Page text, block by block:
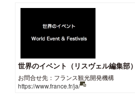
世界のイベント（リスヴェル編集部）
お問合せ先：フランス観光開発機構
https://www.france.fr/ja/